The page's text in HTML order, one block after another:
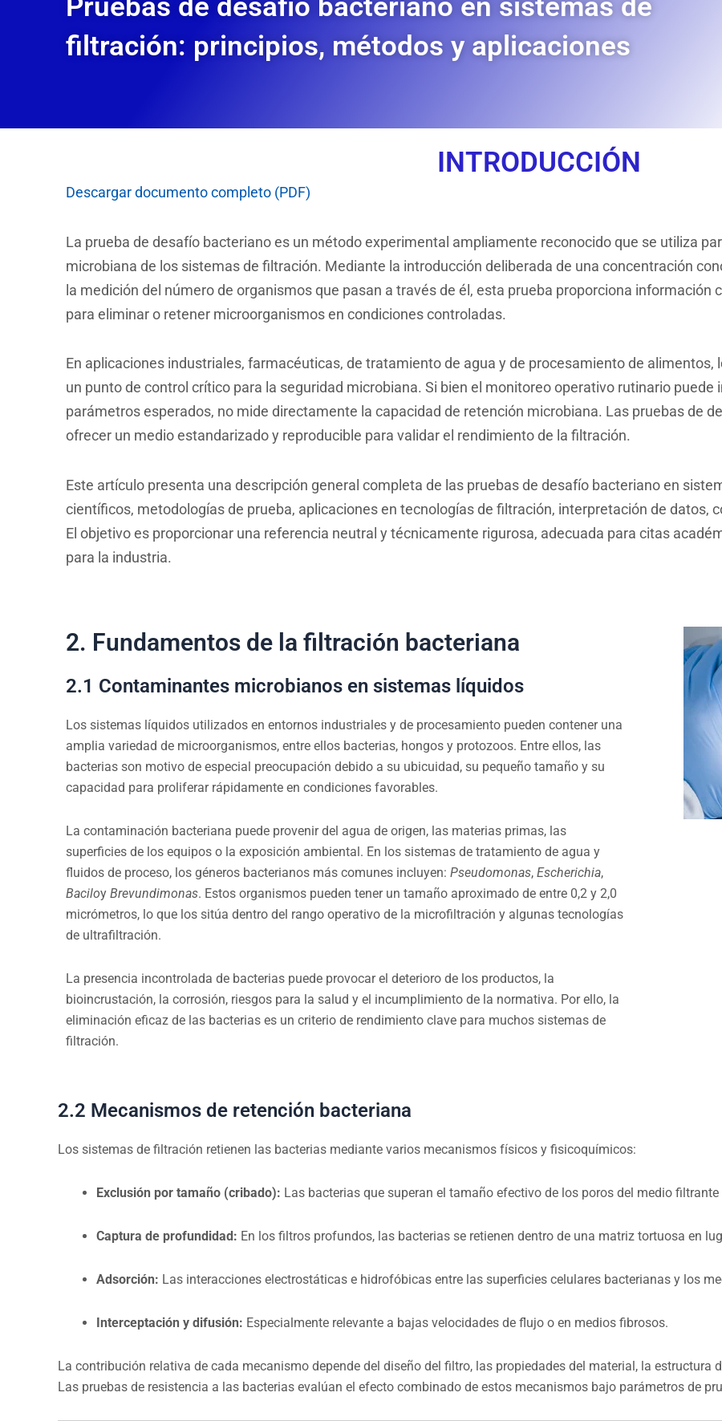
Pruebas de desafío bacteriano en sistemas de
filtración: principios, métodos y aplicaciones
INTRODUCCIÓN
Descargar documento completo (PDF)
La prueba de desafío bacteriano es un método experimental ampliamente reconocido que se utiliza
microbiana de los sistemas de filtración. Mediante la introducción deliberada de una concentración
la medición del número de organismos que pasan a través de él, esta prueba proporciona
para eliminar o retener microorganismos en condiciones controladas.
En aplicaciones industriales, farmacéuticas, de tratamiento de agua y de procesamiento de
un punto de control crítico para la seguridad microbiana. Si bien el monitoreo operativo rutinario
parámetros esperados, no mide directamente la capacidad de retención microbiana. Las pruebas de
ofrecer un medio estandarizado y reproducible para validar el rendimiento de la filtración.
Este artículo presenta una descripción general completa de las pruebas de desafío bacteriano en
científicos, metodologías de prueba, aplicaciones en tecnologías de filtración, interpretación de datos,
El objetivo es proporcionar una referencia neutral y técnicamente rigurosa, adecuada para citas
para la industria.
2. Fundamentos de la filtración bacteriana
2.1 Contaminantes microbianos en sistemas líquidos
Los sistemas líquidos utilizados en entornos industriales y de procesamiento pueden contener una
amplia variedad de microorganismos, entre ellos bacterias, hongos y protozoos. Entre ellos, las
bacterias son motivo de especial preocupación debido a su ubicuidad, su pequeño tamaño y su
capacidad para proliferar rápidamente en condiciones favorables.
La contaminación bacteriana puede provenir del agua de origen, las materias primas, las
superficies de los equipos o la exposición ambiental. En los sistemas de tratamiento de agua y
fluidos de proceso, los géneros bacterianos más comunes incluyen: Pseudomonas, Escherichia,
Baciloy Brevundimonas. Estos organismos pueden tener un tamaño aproximado de entre 0,2 y 2,0
micrómetros, lo que los sitúa dentro del rango operativo de la microfiltración y algunas tecnologías
de ultrafiltración.
La presencia incontrolada de bacterias puede provocar el deterioro de los productos, la
bioincrustación, la corrosión, riesgos para la salud y el incumplimiento de la normativa. Por ello, la
eliminación eficaz de las bacterias es un criterio de rendimiento clave para muchos sistemas de
filtración.
2.2 Mecanismos de retención bacteriana
Los sistemas de filtración retienen las bacterias mediante varios mecanismos físicos y fisicoquímicos:
Exclusión por tamaño (cribado): Las bacterias que superan el tamaño efectivo de los poros del medio
Captura de profundidad: En los filtros profundos, las bacterias se retienen dentro de una matriz tortuosa en
Adsorción: Las interacciones electrostáticas e hidrofóbicas entre las superficies celulares bacterianas y los
Interceptación y difusión: Especialmente relevante a bajas velocidades de flujo o en medios fibrosos.
La contribución relativa de cada mecanismo depende del diseño del filtro, las propiedades del material, la
Las pruebas de resistencia a las bacterias evalúan el efecto combinado de estos mecanismos bajo parámetros de